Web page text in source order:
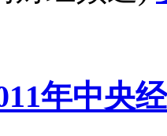
年中央